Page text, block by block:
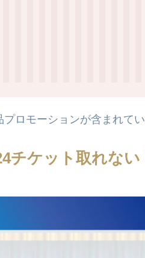
ロモーションが含まれてい
チケット取れな